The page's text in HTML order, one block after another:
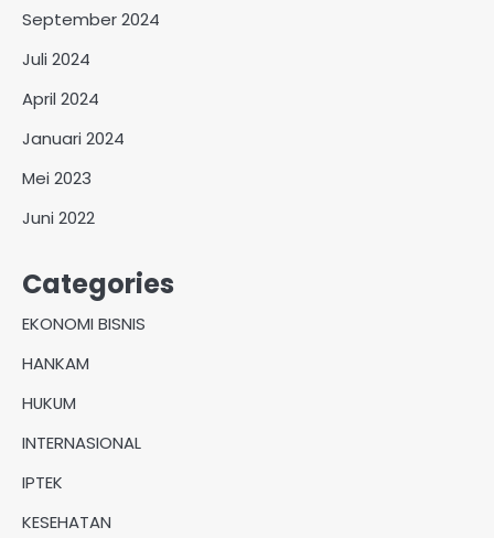
September 2024
Juli 2024
April 2024
Januari 2024
Mei 2023
Juni 2022
Categories
EKONOMI BISNIS
HANKAM
HUKUM
INTERNASIONAL
IPTEK
KESEHATAN